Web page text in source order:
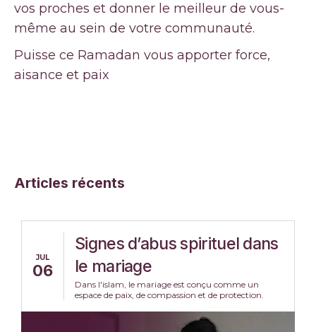
vos proches et donner le meilleur de vous-
même au sein de votre communauté.
Puisse ce Ramadan vous apporter force,
aisance et paix
Articles récents
JUL
06
Signes d’abus spirituel dans
le mariage
Dans l'islam, le mariage est conçu comme un
espace de paix, de compassion et de protection.